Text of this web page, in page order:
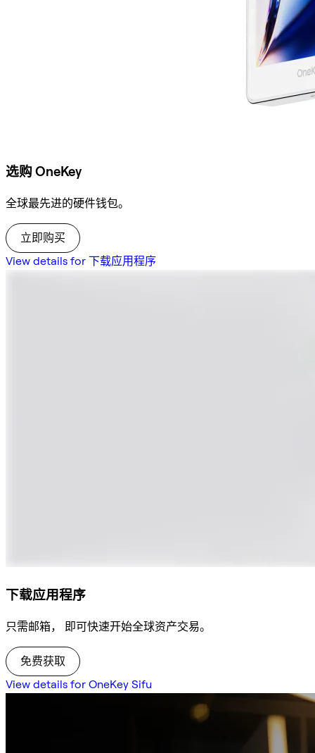
选购 OneKey
全球最先进的硬件钱包。
立即购买
View details for 下载应用程序
下载应用程序
只需邮箱， 即可快速开始全球资产交易。
免费获取
View details for OneKey Sifu